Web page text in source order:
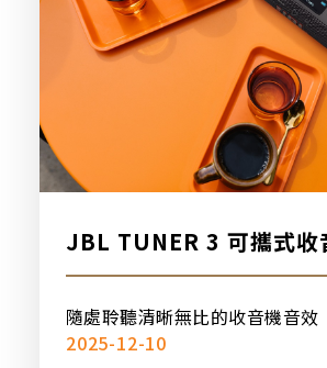
JBL TUNER 3 可攜式收
喇叭，新品上市
隨處聆聽清晰無比的收音機音效
2025-12-10